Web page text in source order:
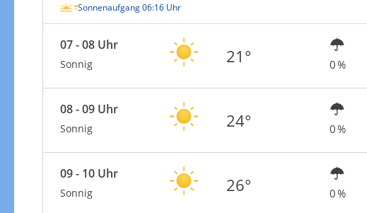
Sonnenaufgang 06:16 Uhr
07 - 08 Uhr
Sonnig 21° 0 %
08 - 09 Uhr
Sonnig 24° 0 %
09 - 10 Uhr
Sonnig 26° 0 %